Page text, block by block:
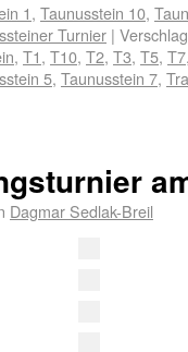
1, Taunusstein 10,
Turnier |
, T1, T10, T2, T3, T5, T7
5, Taunusstein 7,
Dagmar Sedlak-Breil